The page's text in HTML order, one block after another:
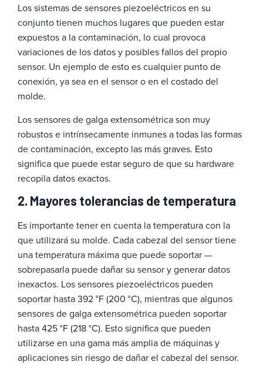
Los sistemas de sensores piezoeléctricos en su
conjunto tienen muchos lugares que pueden estar
expuestos a la contaminación, lo cual provoca
variaciones de los datos y posibles fallos del propio
sensor. Un ejemplo de esto es cualquier punto de
conexión, ya sea en el sensor o en el costado del
molde.
Los sensores de galga extensométrica son muy
robustos e intrínsecamente inmunes a todas las formas
de contaminación, excepto las más graves. Esto
significa que puede estar seguro de que su hardware
recopila datos exactos.
2. Mayores tolerancias de temperatura
Es importante tener en cuenta la temperatura con la
que utilizará su molde. Cada cabezal del sensor tiene
una temperatura máxima que puede soportar —
sobrepasarla puede dañar su sensor y generar datos
inexactos. Los sensores piezoeléctricos pueden
soportar hasta 392 °F (200 °C), mientras que algunos
sensores de galga extensométrica pueden soportar
hasta 425 °F (218 °C). Esto significa que pueden
utilizarse en una gama más amplia de máquinas y
aplicaciones sin riesgo de dañar el cabezal del sensor.